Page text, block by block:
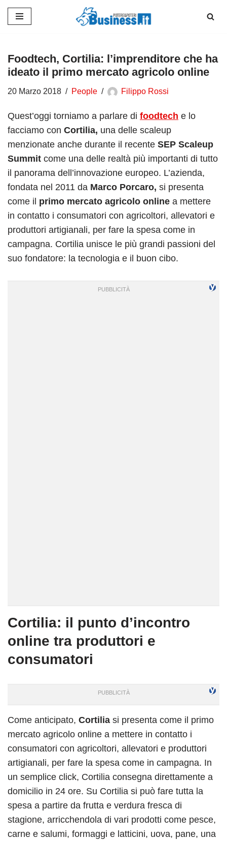
contenuto
Foodtech, Cortilia: l’imprenditore che ha
ideato il primo mercato agricolo online
20 Marzo 2018 People Filippo Rossi
Quest’oggi torniamo a parlare di foodtech e lo
facciamo con Cortilia, una delle scaleup
menzionate anche durante il recente SEP Scaleup
Summit come una delle realtà più importanti di tutto
il panorama dell’innovazione europeo. L’azienda,
fondata nel 2011 da Marco Porcaro, si presenta
come il primo mercato agricolo online a mettere
in contatto i consumatori con agricoltori, allevatori e
produttori artigianali, per fare la spesa come in
campagna. Cortilia unisce le più grandi passioni del
suo fondatore: la tecnologia e il buon cibo.
Cortilia: il punto d’incontro
online tra produttori e
consumatori
Come anticipato, Cortilia si presenta come il primo
mercato agricolo online a mettere in contatto i
consumatori con agricoltori, allevatori e produttori
artigianali, per fare la spesa come in campagna. In
un semplice click, Cortilia consegna direttamente a
domicilio in 24 ore. Su Cortilia si può fare tutta la
spesa a partire da frutta e verdura fresca di
stagione, arricchendola di vari prodotti come pesce,
carne e salumi, formaggi e latticini, uova, pane, una